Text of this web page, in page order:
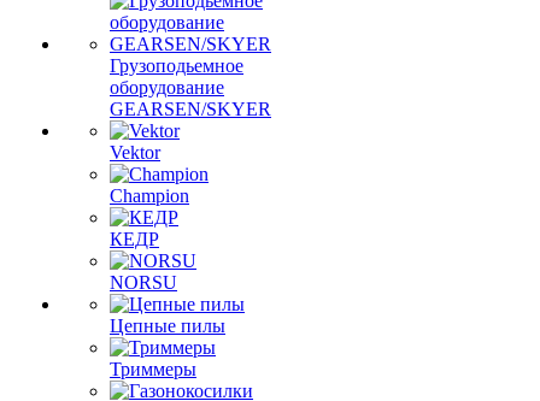
Грузоподьемное
оборудование
GEARSEN/SKYER
Vektor
Champion
КЕДР
NORSU
Цепные пилы
Триммеры